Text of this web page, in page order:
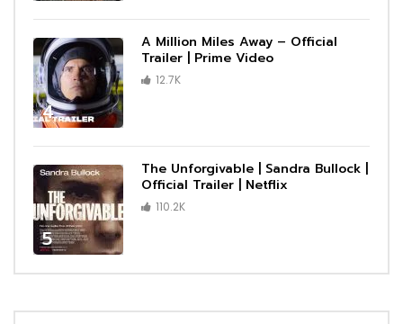
4
A Million Miles Away – Official
Trailer | Prime Video
12.7K
5
The Unforgivable | Sandra Bullock |
Official Trailer | Netflix
110.2K